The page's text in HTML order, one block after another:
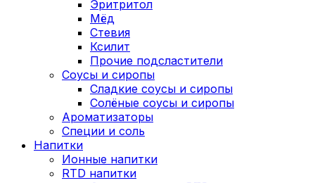
Эритритол
Мёд
Стевия
Ксилит
Прочие подсластители
Соусы и сиропы
Сладкие соусы и сиропы
Солёные соусы и сиропы
Ароматизаторы
Специи и соль
Напитки
Ионные напитки
RTD напитки